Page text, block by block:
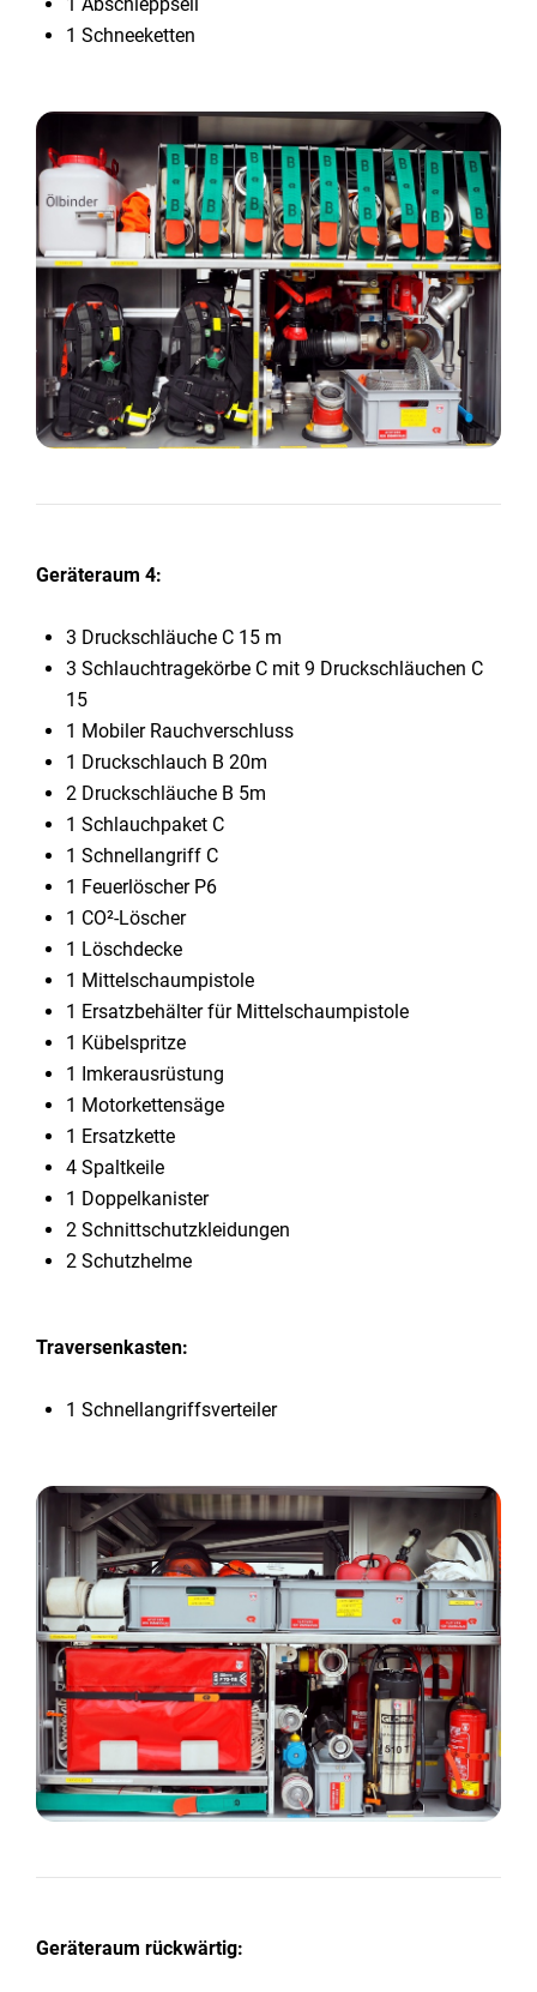
1 Abschleppseil
1 Schneeketten
Geräteraum 4:
3 Druckschläuche C 15 m
3 Schlauchtragekörbe C mit 9 Druckschläuchen C
15
1 Mobiler Rauchverschluss
1 Druckschlauch B 20m
2 Druckschläuche B 5m
1 Schlauchpaket C
1 Schnellangriff C
1 Feuerlöscher P6
1 CO²-Löscher
1 Löschdecke
1 Mittelschaumpistole
1 Ersatzbehälter für Mittelschaumpistole
1 Kübelspritze
1 Imkerausrüstung
1 Motorkettensäge
1 Ersatzkette
4 Spaltkeile
1 Doppelkanister
2 Schnittschutzkleidungen
2 Schutzhelme
Traversenkasten:
1 Schnellangriffsverteiler
Geräteraum rückwärtig: